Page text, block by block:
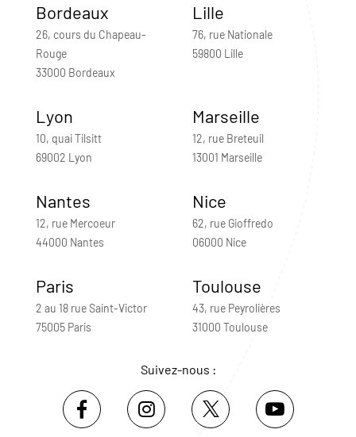
Bordeaux
26, cours du Chapeau-
Rouge
33000 Bordeaux
Lille
76, rue Nationale
59800 Lille
Lyon
10, quai Tilsitt
69002 Lyon
Marseille
12, rue Breteuil
13001 Marseille
Nantes
12, rue Mercoeur
44000 Nantes
Nice
62, rue Gioffredo
06000 Nice
Paris
2 au 18 rue Saint-Victor
75005 Paris
Toulouse
43, rue Peyrolières
31000 Toulouse
Suivez-nous :